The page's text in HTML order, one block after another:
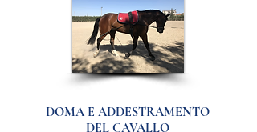
DOMA E ADDESTRAMENTO
DEL CAVALLO